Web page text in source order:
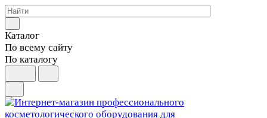
Каталог
По всему сайту
По каталогу